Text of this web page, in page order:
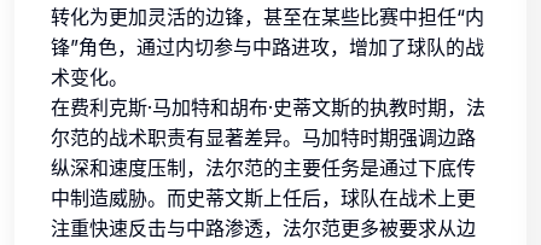
转化为更加灵活的边锋，甚至在某些比赛中担任“内
锋”角色，通过内切参与中路进攻，增加了球队的战
术变化。
在费利克斯·马加特和胡布·史蒂文斯的执教时期，法
尔范的战术职责有显著差异。马加特时期强调边路
纵深和速度压制，法尔范的主要任务是通过下底传
中制造威胁。而史蒂文斯上任后，球队在战术上更
注重快速反击与中路渗透，法尔范更多被要求从边